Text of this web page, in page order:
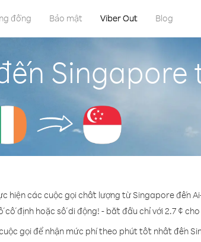
đồng Bảo mật Viber Out Blog
Singapore
hiện các cuộc gọi chất lượng từ Singapore đến
định hoặc số di động! - bắt đầu chỉ với 2.7 ¢
gọi để nhận mức phí theo phút tốt nhất đến